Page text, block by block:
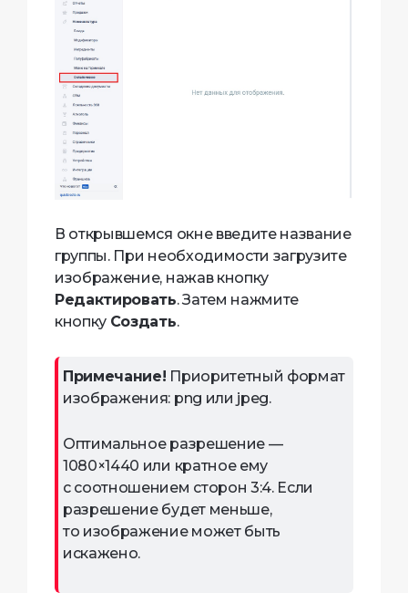
В открывшемся окне введите название
группы. При необходимости загрузите
изображение, нажав кнопку
Редактировать. Затем нажмите
кнопку Создать.
Примечание! Приоритетный формат
изображения: png или jpeg.
Оптимальное разрешение —
1080×1440 или кратное ему
с соотношением сторон 3:4. Если
разрешение будет меньше,
то изображение может быть
искажено.